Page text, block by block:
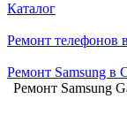
Каталог
Ремонт телефонов
Ремонт Samsung в
Ремонт Samsung